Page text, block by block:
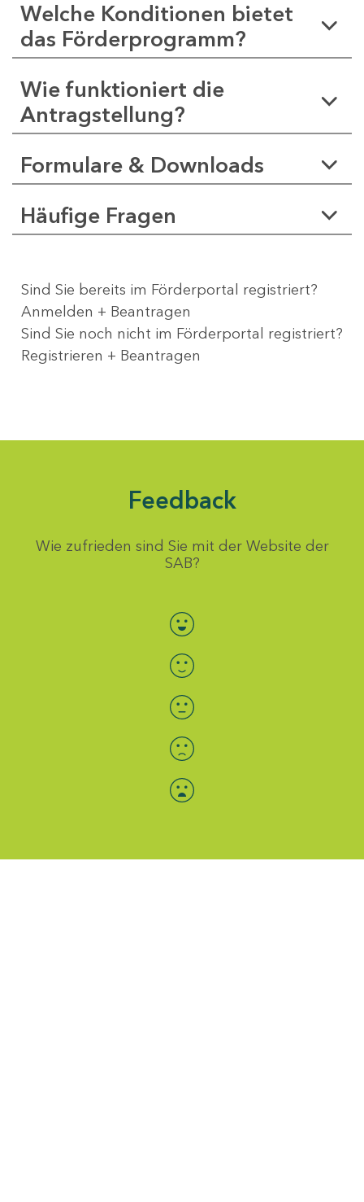
Welche Konditionen bietet
das Förderprogramm?
Wie funktioniert die
Antragstellung?
Formulare & Downloads
Häufige Fragen
Sind Sie bereits im Förderportal registriert?
Anmelden + Beantragen
Sind Sie noch nicht im Förderportal registriert?
Registrieren + Beantragen
Feedback
Wie zufrieden sind Sie mit der Website der
SAB?
Bewertung auswählen